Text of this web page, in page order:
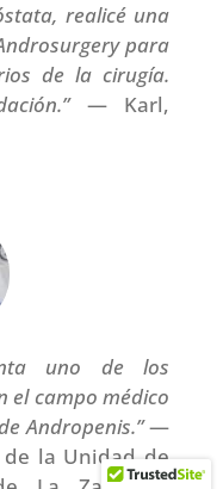
realicé una
para
de la cirugía.
— Karl,
uno de los
el campo médico
Andropenis.”—
de la Unidad de